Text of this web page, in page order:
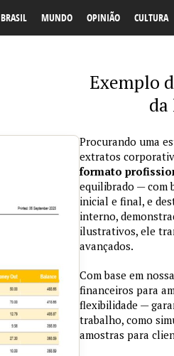
BRASIL MUNDO OPINIÃO CULTURA
Exemplo
da
Procurando uma
extratos
formato
equilibrado — com
inicial e final, e
interno,
ilustrativos, ele
avançados.
Com base em
financeiros para
flexibilidade —
trabalho, como
amostras para